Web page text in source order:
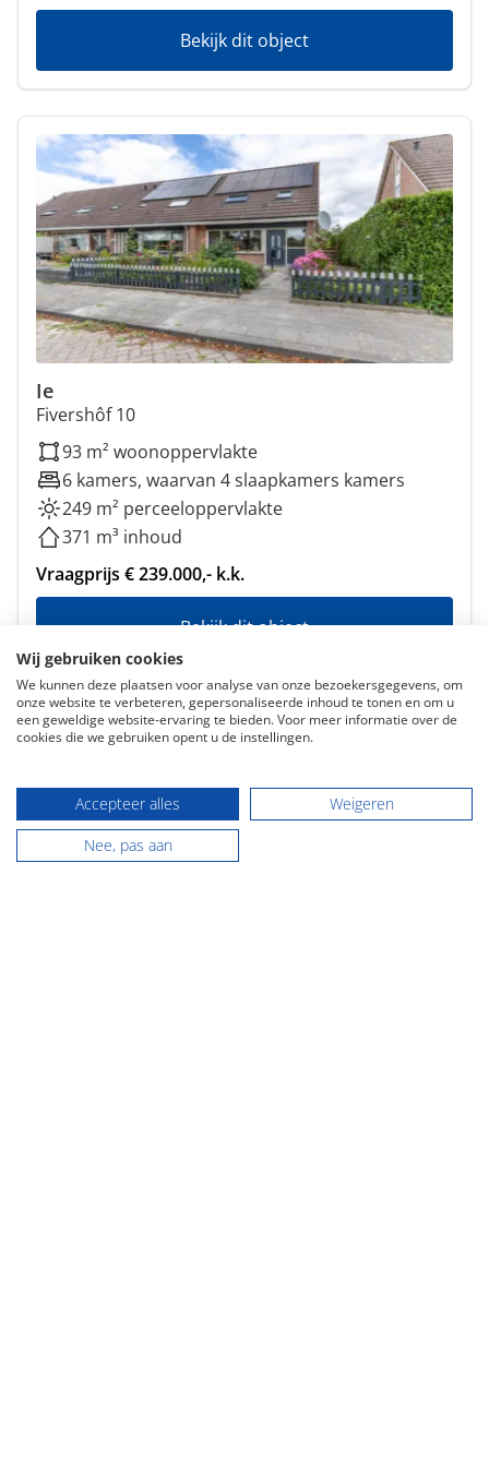
Bekijk dit object
Ie
Fivershôf 10
93 m² woonoppervlakte
6 kamers, waarvan 4 slaapkamers kamers
249 m² perceeloppervlakte
371 m³ inhoud
Vraagprijs € 239.000,- k.k.
Bekijk dit object
Aangesloten bij o.a.:
Wij gebruiken cookies
We kunnen deze plaatsen voor analyse van onze bezoekersgegevens, om
onze website te verbeteren, gepersonaliseerde inhoud te tonen en om u
een geweldige website-ervaring te bieden. Voor meer informatie over de
cookies die we gebruiken opent u de instellingen.
Accepteer alles
Weigeren
Nee, pas aan